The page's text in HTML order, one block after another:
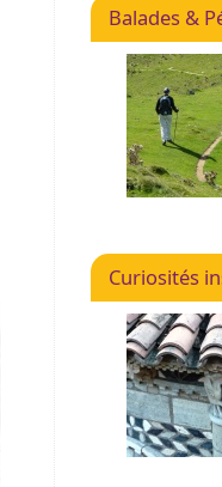
Balades &
Curiosités